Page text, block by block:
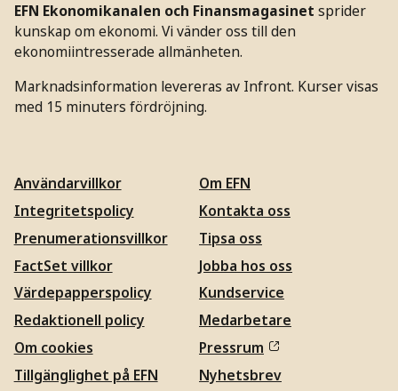
EFN Ekonomikanalen och Finansmagasinet sprider
kunskap om ekonomi. Vi vänder oss till den
ekonomiintresserade allmänheten.
Marknadsinformation levereras av Infront. Kurser visas
med 15 minuters fördröjning.
Användarvillkor
Integritetspolicy
Prenumerationsvillkor
FactSet villkor
Värdepapperspolicy
Redaktionell policy
Om cookies
Tillgänglighet på EFN
Om EFN
Kontakta oss
Tipsa oss
Jobba hos oss
Kundservice
Medarbetare
Pressrum
Nyhetsbrev